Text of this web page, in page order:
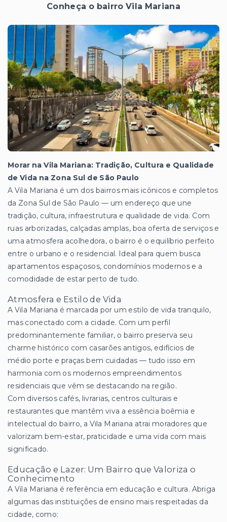
Conheça o bairro Vila Mariana
Morar na Vila Mariana: Tradição, Cultura e Qualidade
de Vida na Zona Sul de São Paulo
A Vila Mariana é um dos bairros mais icônicos e completos
da Zona Sul de São Paulo — um endereço que une
tradição, cultura, infraestrutura e qualidade de vida. Com
ruas arborizadas, calçadas amplas, boa oferta de serviços e
uma atmosfera acolhedora, o bairro é o equilíbrio perfeito
entre o urbano e o residencial. Ideal para quem busca
apartamentos espaçosos, condomínios modernos e a
comodidade de estar perto de tudo.
Atmosfera e Estilo de Vida
A Vila Mariana é marcada por um estilo de vida tranquilo,
mas conectado com a cidade. Com um perfil
predominantemente familiar, o bairro preserva seu
charme histórico com casarões antigos, edifícios de
médio porte e praças bem cuidadas — tudo isso em
harmonia com os modernos empreendimentos
residenciais que vêm se destacando na região.
Com diversos cafés, livrarias, centros culturais e
restaurantes que mantêm viva a essência boêmia e
intelectual do bairro, a Vila Mariana atrai moradores que
valorizam bem-estar, praticidade e uma vida com mais
significado.
Educação e Lazer: Um Bairro que Valoriza o
Conhecimento
A Vila Mariana é referência em educação e cultura. Abriga
algumas das instituições de ensino mais respeitadas da
cidade, como: